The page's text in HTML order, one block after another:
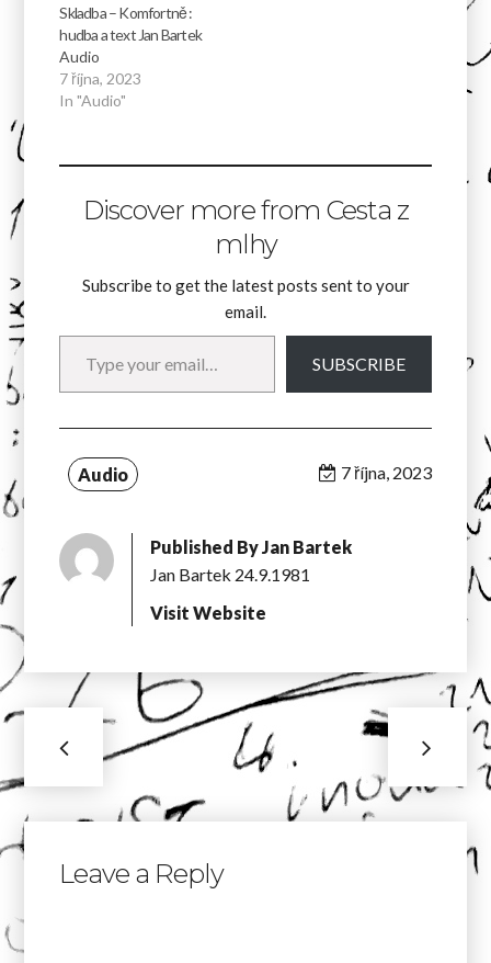
Skladba – Komfortně :
hudba a text Jan Bartek
Audio
7 října, 2023
In "Audio"
Discover more from Cesta z
mlhy
Subscribe to get the latest posts sent to your
email.
Type your email…
SUBSCRIBE
Audio 7 října, 2023
Published ByJan Bartek
Jan Bartek 24.9.1981
Visit Website
Leave a Reply